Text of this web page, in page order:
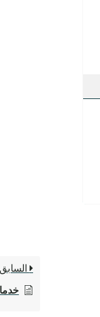
السابق